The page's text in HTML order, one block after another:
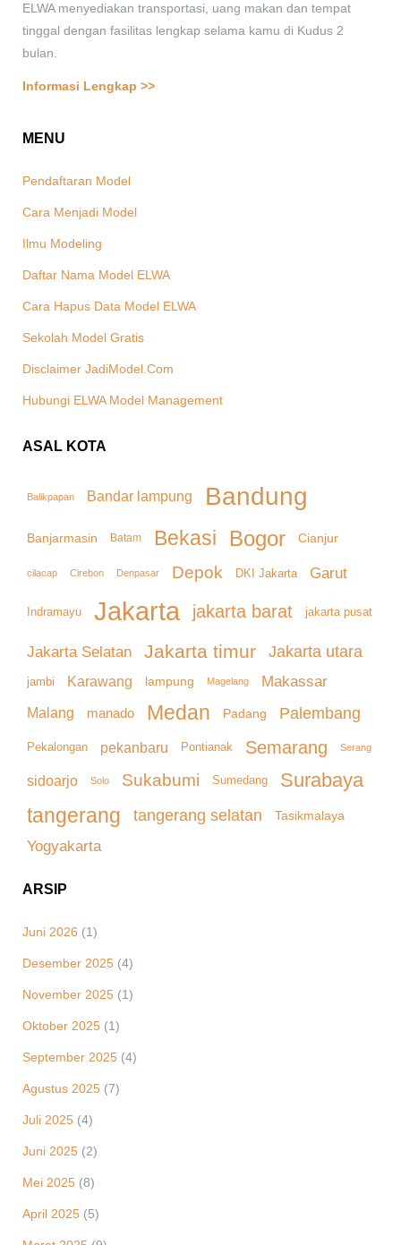
ELWA menyediakan transportasi, uang makan dan tempat
tinggal dengan fasilitas lengkap selama kamu di Kudus 2
bulan.
Informasi Lengkap >>
MENU
Pendaftaran Model
Cara Menjadi Model
Ilmu Modeling
Daftar Nama Model ELWA
Cara Hapus Data Model ELWA
Sekolah Model Gratis
Disclaimer JadiModel.Com
Hubungi ELWA Model Management
ASAL KOTA
Balikpapan Bandar lampung Bandung
Banjarmasin Batam Bekasi Bogor Cianjur
cilacap Cirebon Denpasar Depok DKI Jakarta Garut
Indramayu Jakarta jakarta barat jakarta pusat
Jakarta Selatan Jakarta timur Jakarta utara
jambi Karawang lampung Magelang Makassar
Malang manado Medan Padang Palembang
Pekalongan pekanbaru Pontianak Semarang Serang
sidoarjo Solo Sukabumi Sumedang Surabaya
tangerang tangerang selatan Tasikmalaya
Yogyakarta
ARSIP
Juni 2026 (1)
Desember 2025 (4)
November 2025 (1)
Oktober 2025 (1)
September 2025 (4)
Agustus 2025 (7)
Juli 2025 (4)
Juni 2025 (2)
Mei 2025 (8)
April 2025 (5)